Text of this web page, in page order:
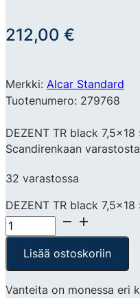
212,00 €
Merkki: Alcar Standard
Tuotenumero: 279768
DEZENT TR black 7,5×18
Scandirenkaan
32 varastossa
DEZENT TR black 7,5x18
Lisää ostoskoriin
Vanteita on monessa eri